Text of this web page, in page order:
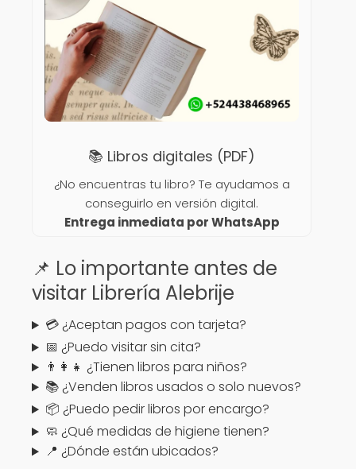
📚 Libros digitales (PDF)
¿No encuentras tu libro? Te ayudamos a
conseguirlo en versión digital.
Entrega inmediata por WhatsApp
📌 Lo importante antes de
visitar Librería Alebrije
💳 ¿Aceptan pagos con tarjeta?
📅 ¿Puedo visitar sin cita?
👨‍👩‍👧 ¿Tienen libros para niños?
📚 ¿Venden libros usados o solo nuevos?
📦 ¿Puedo pedir libros por encargo?
🧼 ¿Qué medidas de higiene tienen?
📍 ¿Dónde están ubicados?